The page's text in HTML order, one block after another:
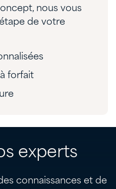
nous vous
de votre
forfait
experts
connaissances et de